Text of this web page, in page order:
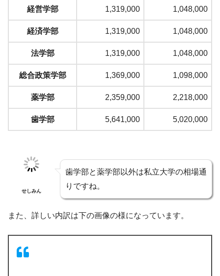
経営学部 1,319,000 1,048,000
経済学部 1,319,000 1,048,000
法学部 1,319,000 1,048,000
総合政策学部 1,369,000 1,098,000
薬学部 2,359,000 2,218,000
歯学部 5,641,000 5,020,000
せしみん
歯学部と薬学部以外は私立大学の相場通
りですね。
また、詳しい内訳は下の画像の様になっています。